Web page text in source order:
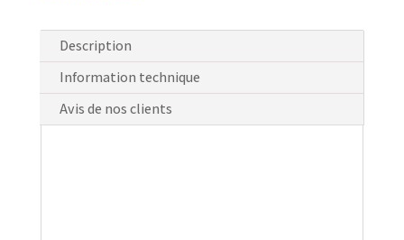
Description
Information technique
Avis de nos clients